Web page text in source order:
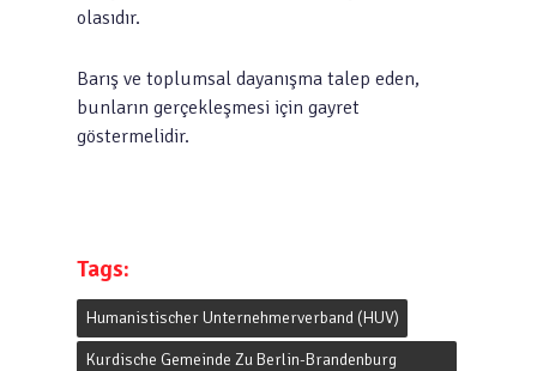
olasıdır.
Barış ve toplumsal dayanışma talep eden,
bunların gerçekleşmesi için gayret
göstermelidir.
Tags:
Humanistischer Unternehmerverband (HUV)
Kurdische Gemeinde Zu Berlin-Brandenburg